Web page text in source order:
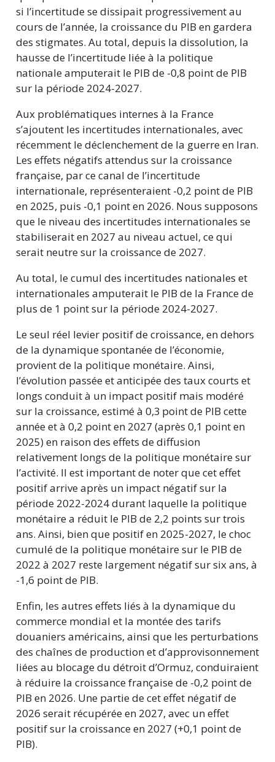
si l’incertitude se dissipait progressivement au
cours de l’année, la croissance du PIB en gardera
des stigmates. Au total, depuis la dissolution, la
hausse de l’incertitude liée à la politique
nationale amputerait le PIB de -0,8 point de PIB
sur la période 2024-2027.
Aux problématiques internes à la France
s’ajoutent les incertitudes internationales, avec
récemment le déclenchement de la guerre en Iran.
Les effets négatifs attendus sur la croissance
française, par ce canal de l’incertitude
internationale, représenteraient -0,2 point de PIB
en 2025, puis -0,1 point en 2026. Nous supposons
que le niveau des incertitudes internationales se
stabiliserait en 2027 au niveau actuel, ce qui
serait neutre sur la croissance de 2027.
Au total, le cumul des incertitudes nationales et
internationales amputerait le PIB de la France de
plus de 1 point sur la période 2024-2027.
Le seul réel levier positif de croissance, en dehors
de la dynamique spontanée de l’économie,
provient de la politique monétaire. Ainsi,
l’évolution passée et anticipée des taux courts et
longs conduit à un impact positif mais modéré
sur la croissance, estimé à 0,3 point de PIB cette
année et à 0,2 point en 2027 (après 0,1 point en
2025) en raison des effets de diffusion
relativement longs de la politique monétaire sur
l’activité. Il est important de noter que cet effet
positif arrive après un impact négatif sur la
période 2022-2024 durant laquelle la politique
monétaire a réduit le PIB de 2,2 points sur trois
ans. Ainsi, bien que positif en 2025-2027, le choc
cumulé de la politique monétaire sur le PIB de
2022 à 2027 reste largement négatif sur six ans, à
-1,6 point de PIB.
Enfin, les autres effets liés à la dynamique du
commerce mondial et la montée des tarifs
douaniers américains, ainsi que les perturbations
des chaînes de production et d’approvisonnement
liées au blocage du détroit d’Ormuz, conduiraient
à réduire la croissance française de -0,2 point de
PIB en 2026. Une partie de cet effet négatif de
2026 serait récupérée en 2027, avec un effet
positif sur la croissance en 2027 (+0,1 point de
PIB).